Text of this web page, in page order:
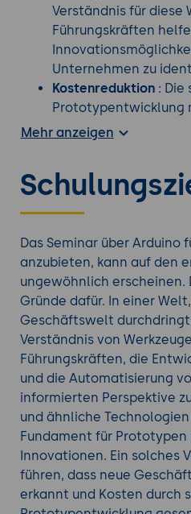
Verständnis für diese
Führungskräften
Unternehmen zu
Kostenreduktion: Die
Prototypentwicklung
beitragen, die
Agilität und
können schnelle
Agilität kann für
sein, die sich in einem
Marktumfeld
Interdisziplinäre
Arduino kann
mit technischen
und deren
Herausforderungen
Zukunft der IoT: Das
(IoT) wächst rasant.
leicht mit dem
was sie zu einer
Prototypen macht.
Mehr anzeigen
Das Seminar über Arduino
anzubieten, kann auf den
ungewöhnlich
Gründe dafür. In einer
Geschäftswelt
Verständnis von
Führungskräften, die
und die Automatisierung
informierten Perspektive
und ähnliche
Fundament für Prototypen
Innovationen. Ein solches
führen, dass neue
erkannt und Kosten durch